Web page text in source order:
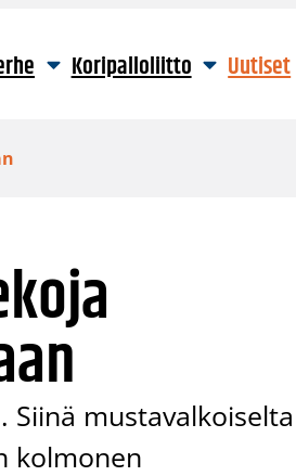
Koripalloliitto Uutiset
Siinä mustavalkoiselta
kolmonen